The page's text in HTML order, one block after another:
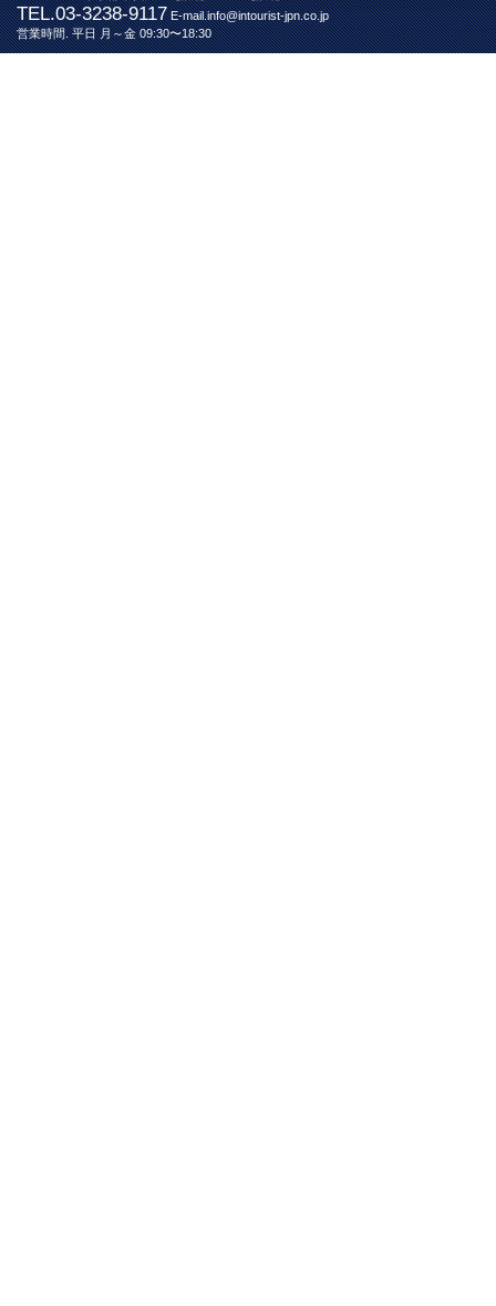
TEL.03-3238-9117E-mail.info@intourist-jpn.co.jp
営業時間. 平日 月～金 09:30〜18:30